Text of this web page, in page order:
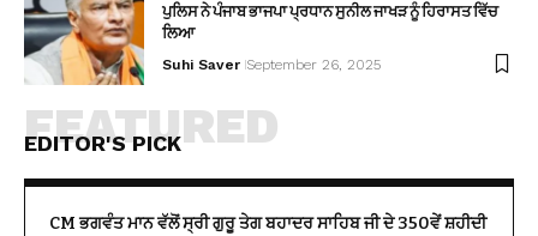
ਪੁਲਿਸ ਨੇ ਪੰਜਾਬ ਭਾਜਪਾ ਪ੍ਰਧਾਨ ਸੁਨੀਲ ਜਾਖੜ ਨੂੰ ਹਿਰਾਸਤ ਵਿੱਚ
ਲਿਆ
Suhi Saver September 26, 2025
EDITOR'S PICK
FEATURED
CM ਭਗਵੰਤ ਮਾਨ ਵੱਲੋਂ ਸ੍ਰੀ ਗੁਰੂ ਤੇਗ ਬਹਾਦਰ ਸਾਹਿਬ ਜੀ ਦੇ 350ਵੇਂ ਸ਼ਹੀਦੀ